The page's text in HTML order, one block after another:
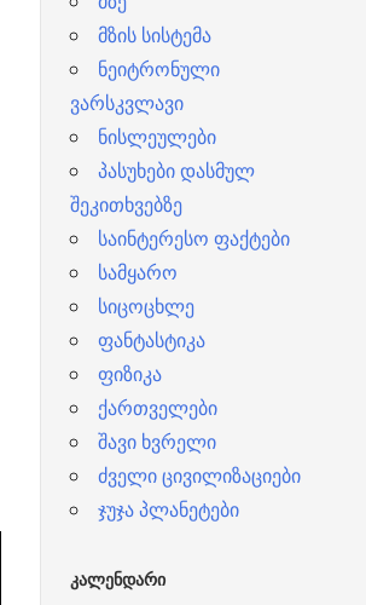
მზის სისტემა
ნეიტრონული
ვარსკვლავი
ნისლეულები
პასუხები დასმულ
შეკითხვებზე
საინტერესო ფაქტები
სამყარო
სიცოცხლე
ფანტასტიკა
ფიზიკა
ქართველები
შავი ხვრელი
ძველი ცივილიზაციები
ჯუჯა პლანეტები
ᲙᲐᲚᲔᲜᲓᲐᲠᲘ